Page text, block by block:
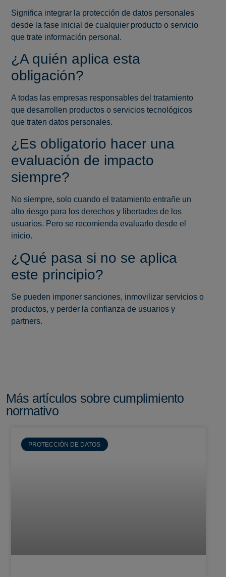
Significa integrar la protección de datos personales
desde la fase inicial de cualquier producto o servicio
que trate información personal.
¿A quién aplica esta
obligación?
A todas las empresas responsables del tratamiento
que desarrollen productos o servicios tecnológicos
que traten datos personales.
¿Es obligatorio hacer una
evaluación de impacto
siempre?
No siempre, solo cuando el tratamiento entrañe un
alto riesgo para los derechos y libertades de los
usuarios. Pero se recomienda evaluarlo desde el
inicio.
¿Qué pasa si no se aplica
este principio?
Se pueden imponer sanciones, inmovilizar servicios o
productos, y perder la confianza de usuarios y
partners.
Más artículos sobre cumplimiento
normativo
PROTECCIÓN DE DATOS